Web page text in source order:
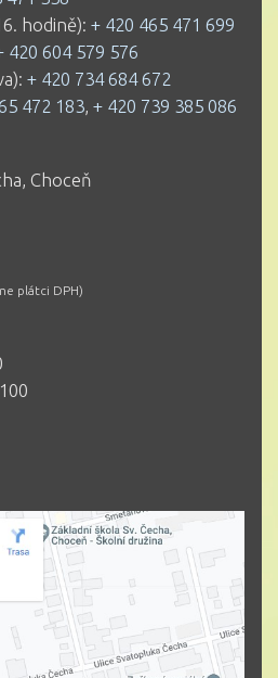
hodině): + 420 465 471 699
420 604 579 576
+ 420 734 684 672
472 183 + 420 739 385 086
Choceň
plátci DPH)